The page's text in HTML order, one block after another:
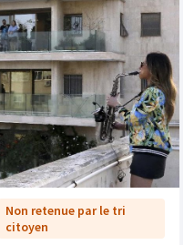
Non retenue par le tri
citoyen